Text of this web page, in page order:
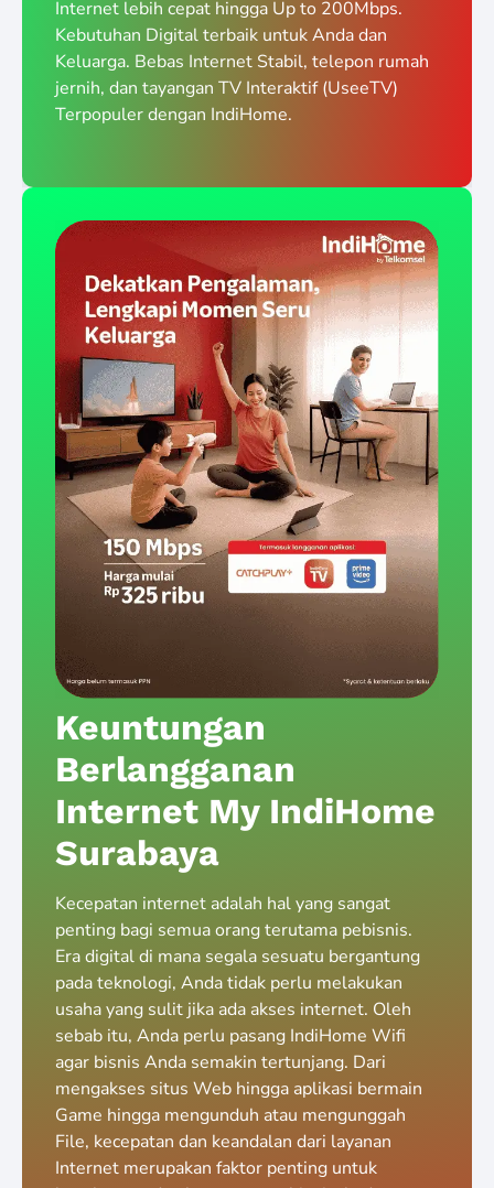
Internet lebih cepat hingga Up to 200Mbps.
Kebutuhan Digital terbaik untuk Anda dan
Keluarga. Bebas Internet Stabil, telepon rumah
jernih, dan tayangan TV Interaktif (UseeTV)
Terpopuler dengan IndiHome.
Keuntungan
Berlangganan
Internet My IndiHome
Surabaya
Kecepatan internet adalah hal yang sangat
penting bagi semua orang terutama pebisnis.
Era digital di mana segala sesuatu bergantung
pada teknologi, Anda tidak perlu melakukan
usaha yang sulit jika ada akses internet. Oleh
sebab itu, Anda perlu pasang IndiHome Wifi
agar bisnis Anda semakin tertunjang. Dari
mengakses situs Web hingga aplikasi bermain
Game hingga mengunduh atau mengunggah
File, kecepatan dan keandalan dari layanan
Internet merupakan faktor penting untuk